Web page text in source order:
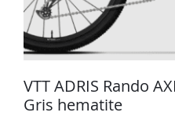
VTT ADRIS Rando
Gris hematite